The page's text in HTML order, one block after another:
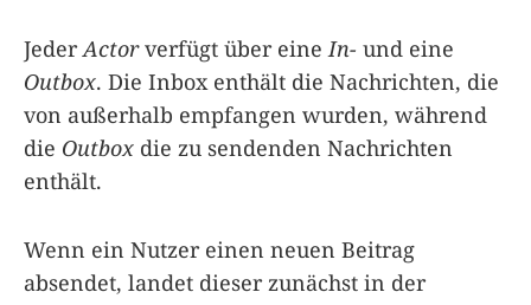
JederActorverfügt über eine In- und eine
Outbox. Die Inbox enthält die Nachrichten, die
von außerhalb empfangen wurden, während
die Outbox die zu sendenden Nachrichten
enthält.
Wenn ein Nutzer einen neuen Beitrag
absendet, landet dieser zunächst in der